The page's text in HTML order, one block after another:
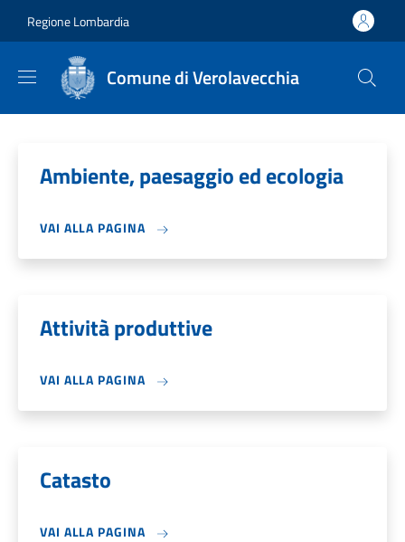
Regione Lombardia
Comune di Verolavecchia
Ambiente, paesaggio ed ecologia
VAI ALLA PAGINA
Attività produttive
VAI ALLA PAGINA
Catasto
VAI ALLA PAGINA